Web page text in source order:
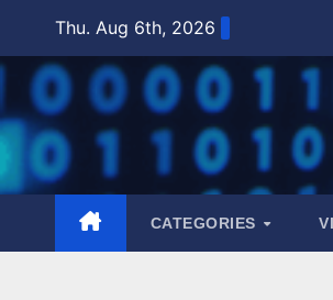
content
Thu. Aug 6th, 2026
CATEGORIES